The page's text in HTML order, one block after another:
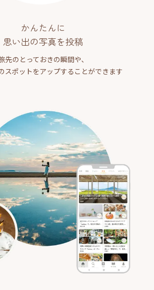
かんたんに
思い出の写真を投稿
先のとっておきの瞬間や、
スポットをアップすることができます